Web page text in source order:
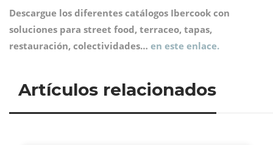
Descargue los diferentes catálogos Ibercook con
soluciones para street food, terraceo, tapas,
restauración, colectividades… en este enlace.
Artículos relacionados